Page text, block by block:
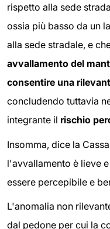
rispetto alla sede
ossia più basso da un
alla sede stradale, e
avvallamento del
consentire una
concludendo tuttavia
integrante il rischio
Insomma, dice la
l'avvallamento è lieve
essere percepibile e
L'anomalia non
dal pedone per cui la